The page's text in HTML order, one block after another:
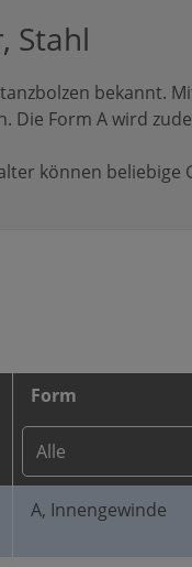
Stahl
bekannt.
Die Form A wird
können beliebige
Form
A, Innengewinde